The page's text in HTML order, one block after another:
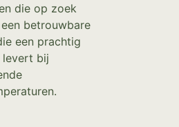
die op zoek
betrouwbare
een prachtig
levert bij